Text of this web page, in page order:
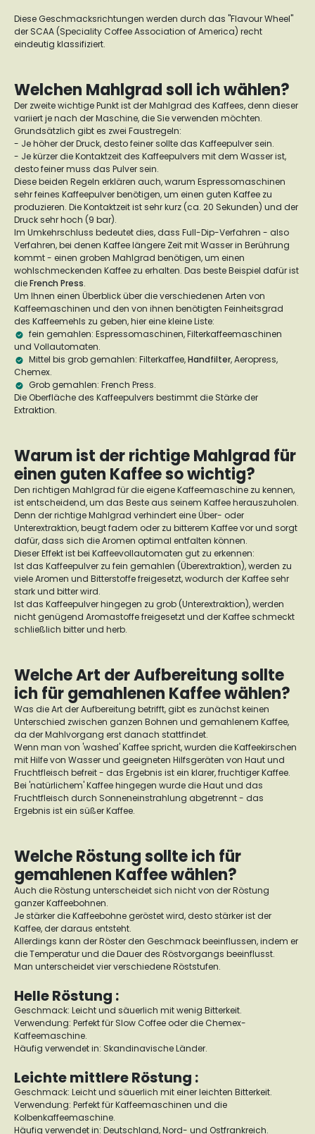
Diese Geschmacksrichtungen werden durch das "Flavour Wheel"
der SCAA (Speciality Coffee Association of America) recht
eindeutig klassifiziert.
Welchen Mahlgrad soll ich wählen?
Der zweite wichtige Punkt ist der Mahlgrad des Kaffees, denn dieser
variiert je nach der Maschine, die Sie verwenden möchten.
Grundsätzlich gibt es zwei Faustregeln:
- Je höher der Druck, desto feiner sollte das Kaffeepulver sein.
- Je kürzer die Kontaktzeit des Kaffeepulvers mit dem Wasser ist,
desto feiner muss das Pulver sein.
Diese beiden Regeln erklären auch, warum Espressomaschinen
sehr feines Kaffeepulver benötigen, um einen guten Kaffee zu
produzieren. Die Kontaktzeit ist sehr kurz (ca. 20 Sekunden) und der
Druck sehr hoch (9 bar).
Im Umkehrschluss bedeutet dies, dass Full-Dip-Verfahren - also
Verfahren, bei denen Kaffee längere Zeit mit Wasser in Berührung
kommt - einen groben Mahlgrad benötigen, um einen
wohlschmeckenden Kaffee zu erhalten. Das beste Beispiel dafür ist
dieFrench Press.
Um Ihnen einen Überblick über die verschiedenen Arten von
Kaffeemaschinen und den von ihnen benötigten Feinheitsgrad
des Kaffeemehls zu geben, hier eine kleine Liste:
fein gemahlen: Espressomaschinen, Filterkaffeemaschinen
und Vollautomaten.
Mittel bis grob gemahlen: Filterkaffee,Handfilter, Aeropress,
Chemex.
Grob gemahlen: French Press.
Die Oberfläche des Kaffeepulvers bestimmt die Stärke der
Extraktion.
Warum ist der richtige Mahlgrad für
einen guten Kaffee so wichtig?
Den richtigen Mahlgrad für die eigene Kaffeemaschine zu kennen,
ist entscheidend, um das Beste aus seinem Kaffee herauszuholen.
Denn der richtige Mahlgrad verhindert eine Über- oder
Unterextraktion, beugt fadem oder zu bitterem Kaffee vor und sorgt
dafür, dass sich die Aromen optimal entfalten können.
Dieser Effekt ist bei Kaffeevollautomaten gut zu erkennen:
Ist das Kaffeepulver zu fein gemahlen (Überextraktion), werden zu
viele Aromen und Bitterstoffe freigesetzt, wodurch der Kaffee sehr
stark und bitter wird.
Ist das Kaffeepulver hingegen zu grob (Unterextraktion), werden
nicht genügend Aromastoffe freigesetzt und der Kaffee schmeckt
schließlich bitter und herb.
Welche Art der Aufbereitung sollte
ich für gemahlenen Kaffee wählen?
Was die Art der Aufbereitung betrifft, gibt es zunächst keinen
Unterschied zwischen ganzen Bohnen und gemahlenem Kaffee,
da der Mahlvorgang erst danach stattfindet.
Wenn man von 'washed' Kaffee spricht, wurden die Kaffeekirschen
mit Hilfe von Wasser und geeigneten Hilfsgeräten von Haut und
Fruchtfleisch befreit - das Ergebnis ist ein klarer, fruchtiger Kaffee.
Bei 'natürlichem' Kaffee hingegen wurde die Haut und das
Fruchtfleisch durch Sonneneinstrahlung abgetrennt - das
Ergebnis ist ein süßer Kaffee.
Welche Röstung sollte ich für
gemahlenen Kaffee wählen?
Auch die Röstung unterscheidet sich nicht von der Röstung
ganzer Kaffeebohnen.
Je stärker die Kaffeebohne geröstet wird, desto stärker ist der
Kaffee, der daraus entsteht.
Allerdings kann der Röster den Geschmack beeinflussen, indem er
die Temperatur und die Dauer des Röstvorgangs beeinflusst.
Man unterscheidet vier verschiedene Röststufen.
Helle Röstung :
Geschmack: Leicht und säuerlich mit wenig Bitterkeit.
Verwendung: Perfekt für Slow Coffee oder die Chemex-
Kaffeemaschine.
Häufig verwendet in: Skandinavische Länder.
Leichte mittlere Röstung :
Geschmack: Leicht und säuerlich mit einer leichten Bitterkeit.
Verwendung: Perfekt für Kaffeemaschinen und die
Kolbenkaffeemaschine.
Häufig verwendet in: Deutschland, Nord- und Ostfrankreich.